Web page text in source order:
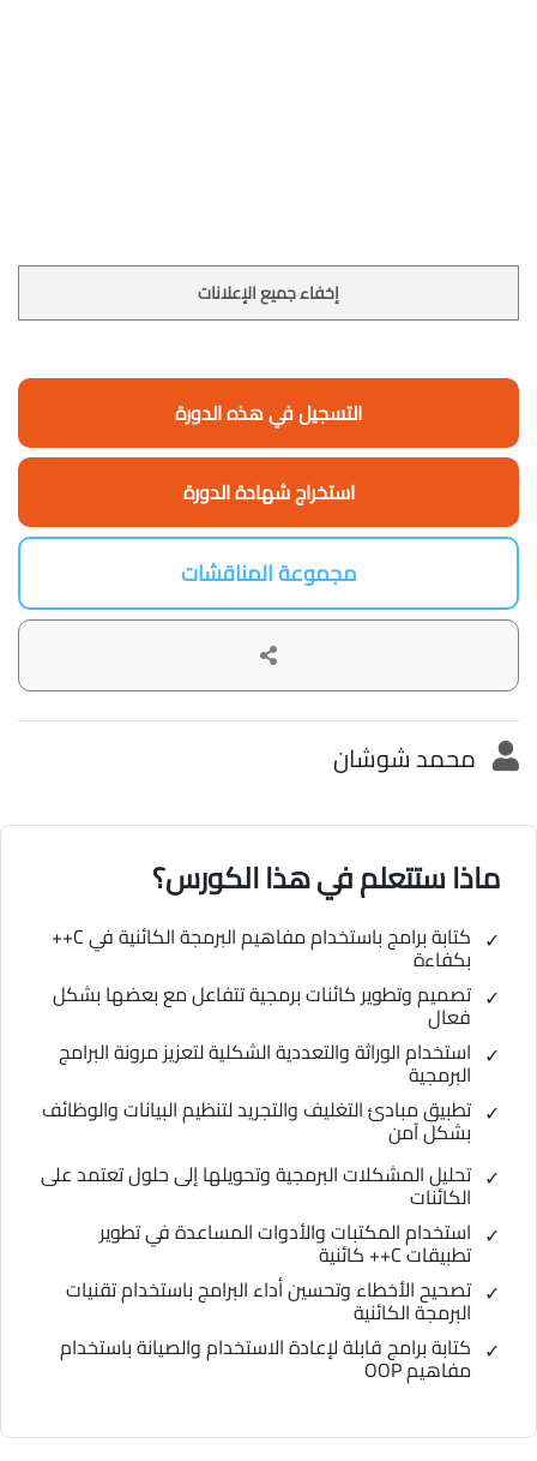
إخفاء جميع الإعلانات
التسجيل في هذه الدورة
استخراج شهادة الدورة
مجموعة المناقشات
محمد شوشان
ماذا ستتعلم في هذا الكورس؟
كتابة برامج باستخدام مفاهيم البرمجة الكائنية في C++
بكفاءة
تصميم وتطوير كائنات برمجية تتفاعل مع بعضها بشكل
فعال
استخدام الوراثة والتعددية الشكلية لتعزيز مرونة البرامج
البرمجية
تطبيق مبادئ التغليف والتجريد لتنظيم البيانات والوظائف
بشكل آمن
تحليل المشكلات البرمجية وتحويلها إلى حلول تعتمد على
الكائنات
استخدام المكتبات والأدوات المساعدة في تطوير
تطبيقات C++ كائنية
تصحيح الأخطاء وتحسين أداء البرامج باستخدام تقنيات
البرمجة الكائنية
كتابة برامج قابلة لإعادة الاستخدام والصيانة باستخدام
مفاهيم OOP